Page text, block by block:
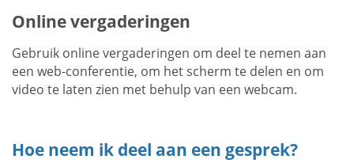
Online vergaderingen
Gebruik online vergaderingen om deel te nemen aan
een ​​web-conferentie, om het scherm te delen en om
video te laten zien met behulp van een webcam.
Hoe neem ik deel aan een gesprek?